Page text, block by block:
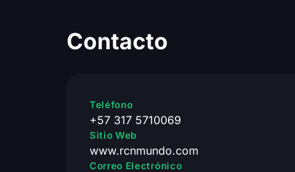
Contacto
Teléfono
+57 317 5710069
Sitio Web
www.rcnmundo.com
Correo Electrónico